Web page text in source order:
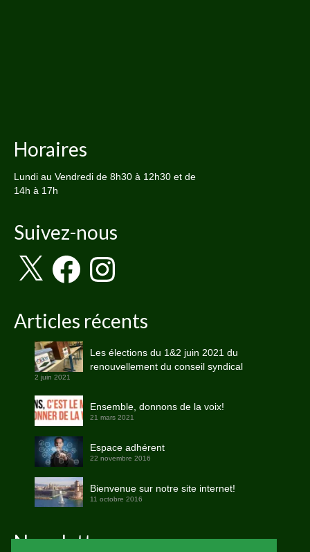
Horaires
Lundi au Vendredi de 8h30 à 12h30 et de
14h à 17h
Suivez-nous
FacebookInstagram
Articles récents
Les élections du 1&2 juin 2021 du
renouvellement du conseil syndical
2 juin 2021
Ensemble, donnons de la voix!
21 mars 2021
Espace adhérent
22 novembre 2016
Bienvenue sur notre site internet!
11 octobre 2016
Newsletter